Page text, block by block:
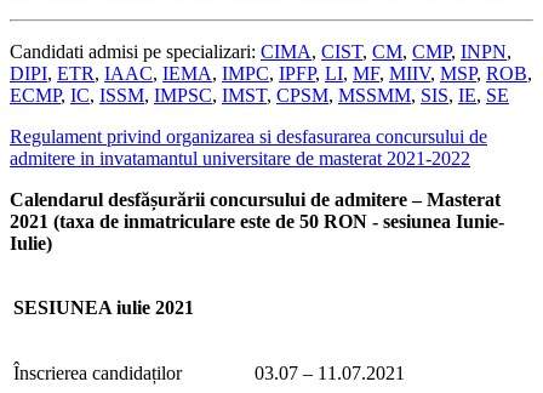
Candidati admisi pe specializari: CIMA, CIST, CM, CMP, INPN,
DIPI, ETR, IAAC, IEMA, IMPC, IPFP, LI, MF, MIIV, MSP, ROB,
ECMP, IC, ISSM, IMPSC, IMST, CPSM, MSSMM, SIS, IE, SE
Regulament privind organizarea si desfasurarea concursului de
admitere in invatamantul universitare de masterat 2021-2022
Calendarul desfășurării concursului de admitere – Masterat
2021 (taxa de inmatriculare este de 50 RON - sesiunea Iunie-
Iulie)
SESIUNEA iulie 2021
Înscrierea candidaților 03.07 – 11.07.2021